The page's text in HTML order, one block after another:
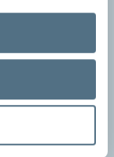
Strindberg,
tänkare som